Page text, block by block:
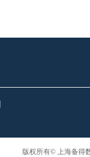
版权所有© 上海备得